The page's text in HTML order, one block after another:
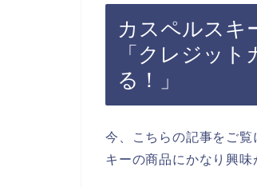
カスペルスキ
「クレジッ
る！」
今、こちらの記事をご
キーの商品にかなり興味